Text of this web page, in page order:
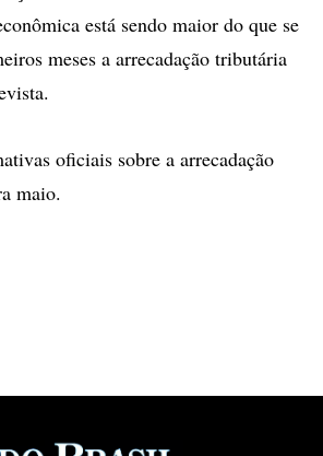
está sendo maior do que se
meses a arrecadação tributária
oficiais sobre a arrecadação
maio.